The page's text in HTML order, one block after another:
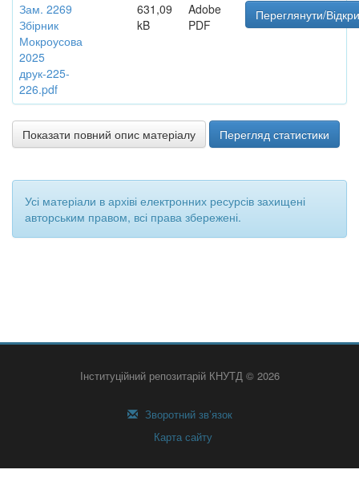
Зам. 2269
Збірник
Мокроусова
2025
друк-225-
226.pdf
631,09
kB
Adobe
PDF
Переглянути/
Показати повний опис матеріалу Перегляд статистики
Усі матеріали в архіві електронних ресурсів захищені
авторським правом, всі права збережені.
Інституційний репозитарій КНУТД © 2026
Зворотний зв’язок
Карта сайту